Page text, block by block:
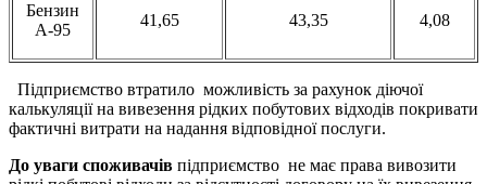
Бензин
А-95
41,65 43,35 4,08
Підприємство втратило можливість за рахунок діючої
калькуляції на вивезення рідких побутових відходів покривати
фактичні витрати на надання відповідної послуги.
До уваги споживачів підприємство не має права вивозити